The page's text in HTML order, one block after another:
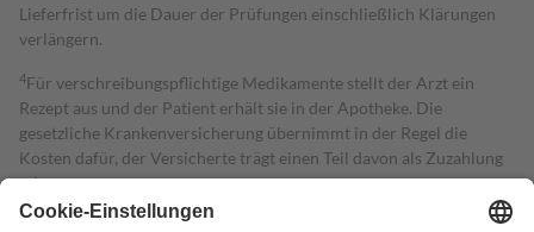
Lieferfrist um die Dauer der Prüfungen einschließlich Klärungen
verlängern.
4Für verschreibungspflichtige Medikamente stellt der Arzt ein
Rezept aus und der Patient erhält sie in der Apotheke. Die
gesetzliche Krankenversicherung übernimmt in der Regel die
Kosten dafür, der Versicherte trägt einen Teil davon als Zuzahlung
mit.
Grundsätzlich leisten Mitglieder Zuzahlungen in Höhe von zehn